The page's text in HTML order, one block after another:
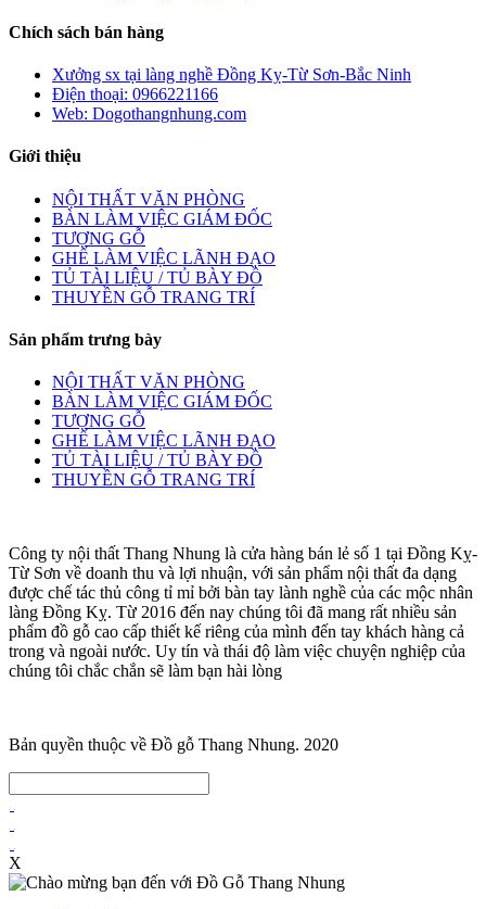
Chích sách bán hàng
Xưởng sx tại làng nghề Đồng Kỵ-Từ Sơn-Bắc Ninh
Điện thoại: 0966221166
Web: Dogothangnhung.com
Giới thiệu
NỘI THẤT VĂN PHÒNG
BÀN LÀM VIỆC GIÁM ĐỐC
TƯỢNG GỖ
GHẾ LÀM VIỆC LÃNH ĐẠO
TỦ TÀI LIỆU / TỦ BÀY ĐỒ
THUYỀN GỖ TRANG TRÍ
Sản phẩm trưng bày
NỘI THẤT VĂN PHÒNG
BÀN LÀM VIỆC GIÁM ĐỐC
TƯỢNG GỖ
GHẾ LÀM VIỆC LÃNH ĐẠO
TỦ TÀI LIỆU / TỦ BÀY ĐỒ
THUYỀN GỖ TRANG TRÍ
Công ty nội thất Thang Nhung là cửa hàng bán lẻ số 1 tại Đồng Kỵ-
Từ Sơn về doanh thu và lợi nhuận, với sản phẩm nội thất đa dạng
được chế tác thủ công tỉ mỉ bởi bàn tay lành nghề của các mộc nhân
làng Đồng Kỵ. Từ 2016 đến nay chúng tôi đã mang rất nhiều sản
phẩm đồ gỗ cao cấp thiết kế riêng của mình đến tay khách hàng cả
trong và ngoài nước. Uy tín và thái độ làm việc chuyện nghiệp của
chúng tôi chắc chắn sẽ làm bạn hài lòng
Bản quyền thuộc về Đồ gỗ Thang Nhung. 2020
X